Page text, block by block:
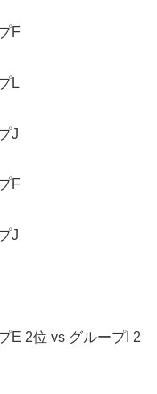
F
L
J
F
J
E 2位 vs グループI 2